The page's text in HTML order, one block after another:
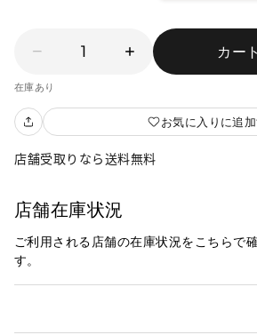
1 カー
在庫あり
お気に入りに追
店舗受取りなら送料無料
店舗在庫状況
ご利用される店舗の在庫状況をこちらで
す。